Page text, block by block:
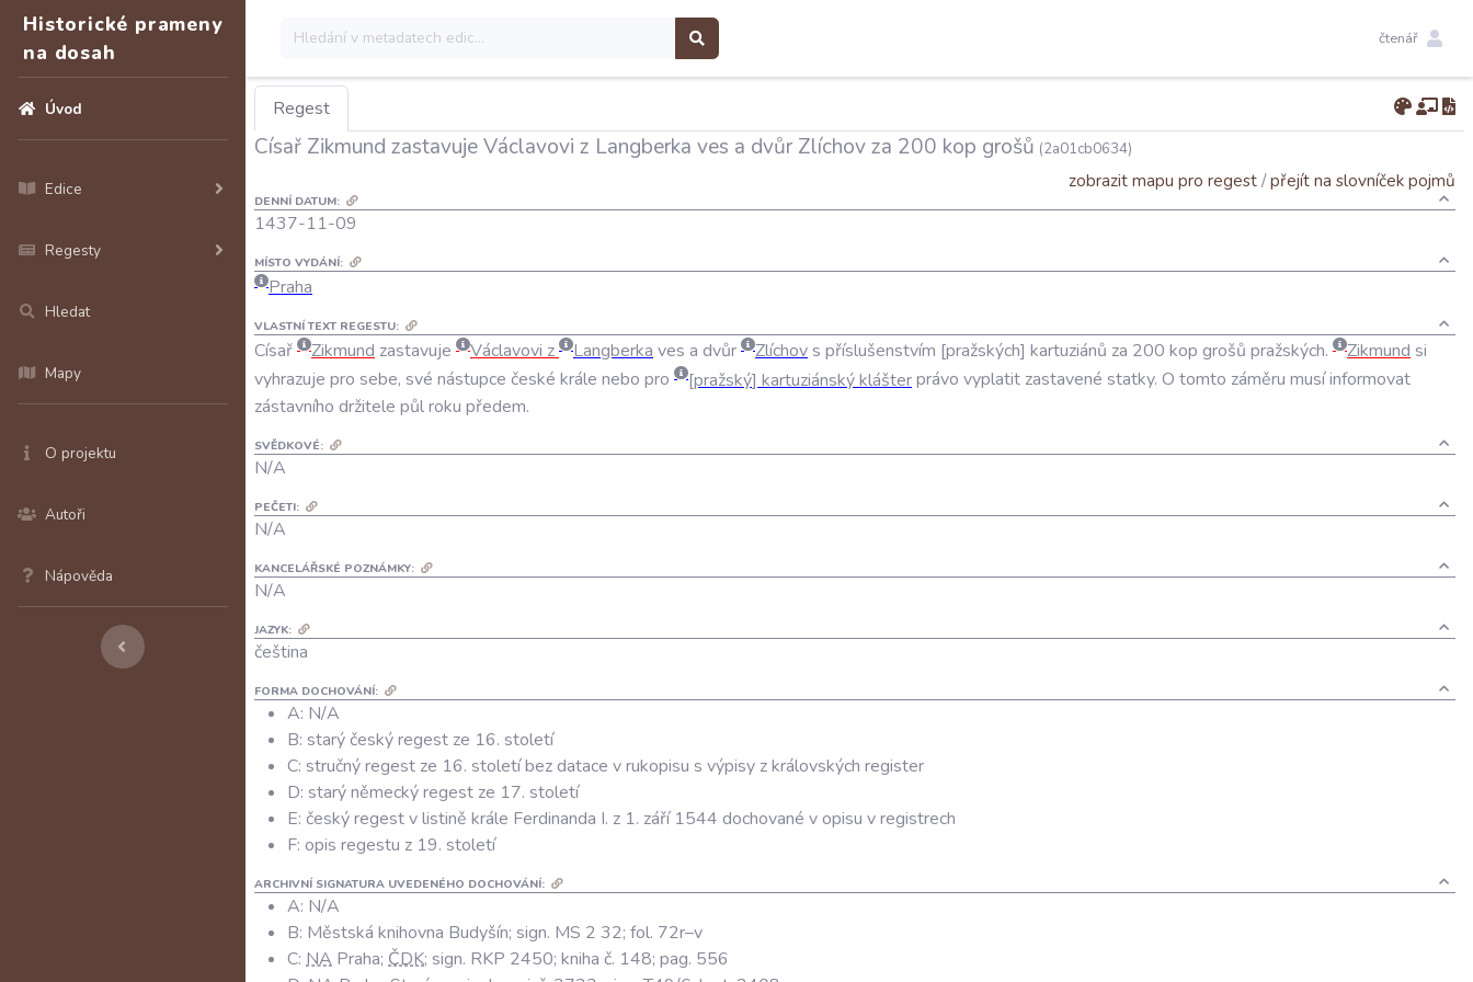
Historické prameny
na dosah
Úvod
Edice
Regesty
Hledat
Mapy
O projektu
Autoři
Nápověda
čtenář
Regest
Císař Zikmund zastavuje Václavovi z Langberka ves a dvůr Zlíchov za 200 kop grošů (2a01cb0634)
zobrazit mapu pro regest/přejít na slovníček pojmů
DENNÍ DATUM:
1437-11-09
MÍSTO VYDÁNÍ:
Praha
VLASTNÍ TEXT REGESTU:
Císař Zikmund zastavuje Václavovi z Langberka ves a dvůr Zlíchovs příslušenstvím pražských kartuziánů za 200 kop grošů pražských. Zikmund si
vyhrazuje pro sebe, své nástupce české krále nebo pro pražský kartuziánskýklášterprávo vyplatit zastavené statky. O tomto záměru musíinformovat
zástavního držitele půlroku předem.
SVĚDKOVÉ:
N/A
PEČETI:
N/A
KANCELÁŘSKÉ POZNÁMKY:
N/A
JAZYK:
čeština
FORMA DOCHOVÁNÍ:
A: N/A
B: starý český regest ze 16. století
C: stručný regest ze 16. století bez datace v rukopisu s výpisy z královských register
D: starý německý regest ze 17. století
E: český regest v listině krále Ferdinanda I. z 1. září 1544 dochované v opisu v registrech
F: opis regestu z 19. století
ARCHIVNÍ SIGNATURA UVEDENÉHO DOCHOVÁNÍ:
A: N/A
B: Městská knihovna Budyšín; sign. MS 2 32; fol. 72r–v
C: NA Praha; ČDK; sign. RKP 2450; kniha č. 148; pag. 556